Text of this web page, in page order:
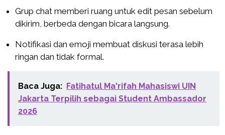
Grup chat memberi ruang untuk edit pesan sebelum
dikirim, berbeda dengan bicara langsung.
Notifikasi dan emoji membuat diskusi terasa lebih
ringan dan tidak formal.
Baca Juga: Fatihatul Ma'rifah Mahasiswi UIN
Jakarta Terpilih sebagai Student Ambassador
2026